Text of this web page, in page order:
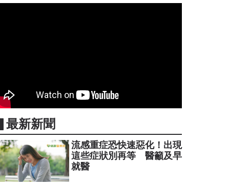
▋最新新聞
流感重症恐快速惡化！出現
這些症狀別再等 醫籲及早
就醫